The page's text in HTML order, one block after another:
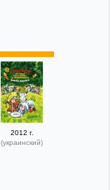
2012 г.
(украинский)